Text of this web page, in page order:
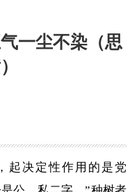
网上中介服务超市
一尘不染（思
起决定性作用的是党